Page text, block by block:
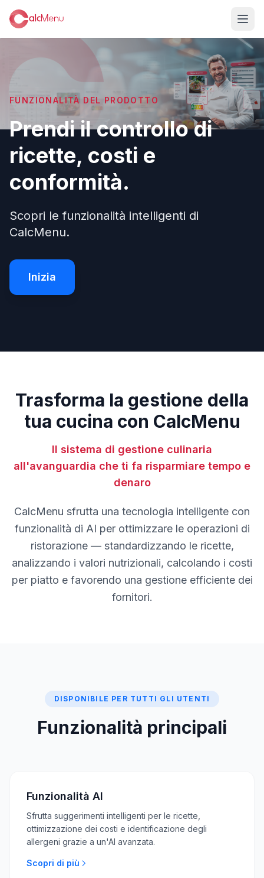
FUNZIONALITÀ DEL PRODOTTO
Prendi il controllo di
ricette, costi e
conformità.
Scopri le funzionalità intelligenti di
CalcMenu.
Inizia
Trasforma la gestione della
tua cucina con CalcMenu
Il sistema di gestione culinaria
all'avanguardia che ti fa risparmiare tempo e
denaro
CalcMenu sfrutta una tecnologia intelligente con
funzionalità di AI per ottimizzare le operazioni di
ristorazione — standardizzando le ricette,
analizzando i valori nutrizionali, calcolando i costi
per piatto e favorendo una gestione efficiente dei
fornitori.
DISPONIBILE PER TUTTI GLI UTENTI
Funzionalità principali
Funzionalità AI
Sfrutta suggerimenti intelligenti per le ricette,
ottimizzazione dei costi e identificazione degli
allergeni grazie a un'AI avanzata.
Scopri di più